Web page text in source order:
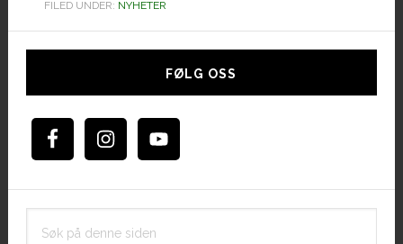
FILED UNDER: NYHETER
Hoved
FØLG OSS